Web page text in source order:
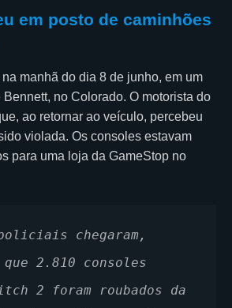
em posto de caminhões
manhã do dia 8 de junho, em um
no Colorado. O motorista do
ao retornar ao veículo, percebeu
violada. Os consoles estavam
para uma loja da GameStop no
chegaram,
que 2.810 consoles
2 foram roubados da